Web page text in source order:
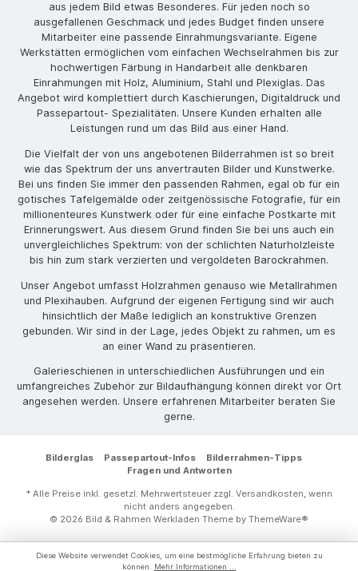
aus jedem Bild etwas Besonderes. Für jeden noch so
ausgefallenen Geschmack und jedes Budget finden unsere
Mitarbeiter eine passende Einrahmungsvariante. Eigene
Werkstätten ermöglichen vom einfachen Wechselrahmen bis zur
hochwertigen Färbung in Handarbeit alle denkbaren
Einrahmungen mit Holz, Aluminium, Stahl und Plexiglas. Das
Angebot wird komplettiert durch Kaschierungen, Digitaldruck und
Passepartout- Spezialitäten. Unsere Kunden erhalten alle
Leistungen rund um das Bild aus einer Hand.
Die Vielfalt der von uns angebotenen Bilderrahmen ist so breit
wie das Spektrum der uns anvertrauten Bilder und Kunstwerke.
Bei uns finden Sie immer den passenden Rahmen, egal ob für ein
gotisches Tafelgemälde oder zeitgenössische Fotografie, für ein
millionenteures Kunstwerk oder für eine einfache Postkarte mit
Erinnerungswert. Aus diesem Grund finden Sie bei uns auch ein
unvergleichliches Spektrum: von der schlichten Naturholzleiste
bis hin zum stark verzierten und vergoldeten Barockrahmen.
Unser Angebot umfasst Holzrahmen genauso wie Metallrahmen
und Plexihauben. Aufgrund der eigenen Fertigung sind wir auch
hinsichtlich der Maße lediglich an konstruktive Grenzen
gebunden. Wir sind in der Lage, jedes Objekt zu rahmen, um es
an einer Wand zu präsentieren.
Galerieschienen in unterschiedlichen Ausführungen und ein
umfangreiches Zubehör zur Bildaufhängung können direkt vor Ort
angesehen werden. Unsere erfahrenen Mitarbeiter beraten Sie
gerne.
Bilderglas Passepartout-Infos
Bilderrahmen-Tipps
Fragen und Antworten
* Alle Preise inkl. gesetzl. Mehrwertsteuer zzgl. Versandkosten, wenn
nicht anders angegeben.
© 2026 Bild & Rahmen Werkladen Theme by ThemeWare®
Diese Website verwendet Cookies, um eine bestmögliche Erfahrung bieten zu
können.
Mehr Informationen ...